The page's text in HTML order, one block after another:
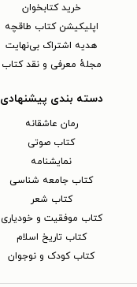
خرید کتابخوان
اپلیکیشن کتاب طاقچه
هدیه اشتراک بی‌نهایت
مجلهٔ معرفی و نقد کتاب
دسته بندی پیشنهادی
رمان عاشقانه
کتاب‌ صوتی
نمایشنامه
کتاب جامعه شناسی
کتاب شعر
کتاب موفقیت و خودیاری
کتاب تاریخ اسلام
کتاب کودک و نوجوان